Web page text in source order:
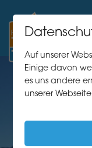
Auf unserer
Einige davon
es uns andere
unserer